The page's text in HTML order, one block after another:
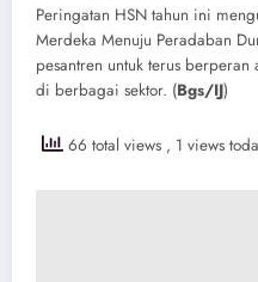
​Peringatan HSN tahun ini
Merdeka Menuju Peradaban
pesantren untuk terus
di berbagai sektor. (Bgs/IJ)
66 total views , 1 views